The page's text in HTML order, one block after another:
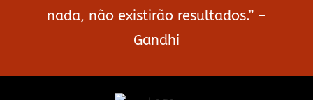
nada, não existirão resultados.” –
Gandhi